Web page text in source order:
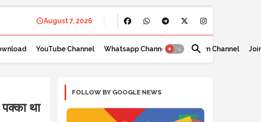
August 7, 2026
YouTube Channel Whatsapp Channel Telegram Channel
था
FOLLOW BY GOOGLE NEWS